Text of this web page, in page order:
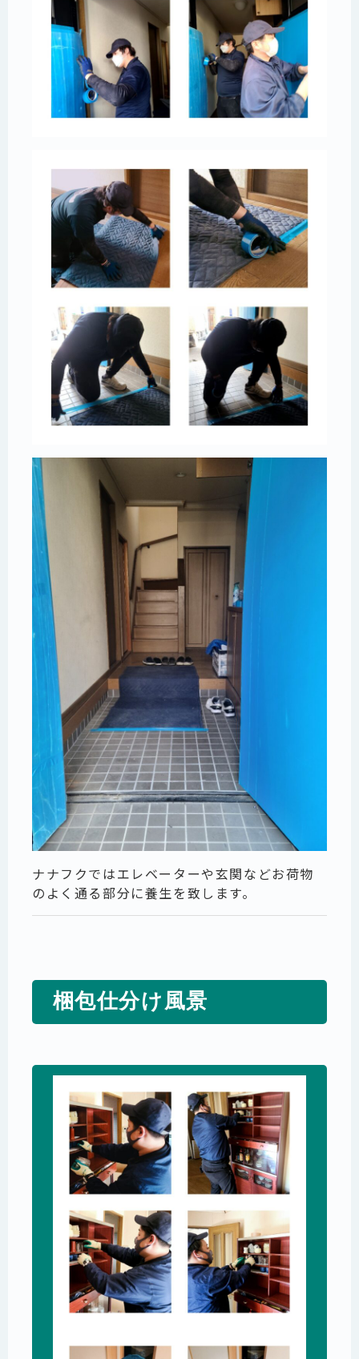
ナナフクではエレベーターや玄関などお荷物
のよく通る部分に養生を致します。
梱包仕分け風景